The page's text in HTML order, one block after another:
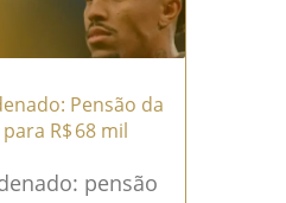
Pensão da
R$ 68 mil
pensão